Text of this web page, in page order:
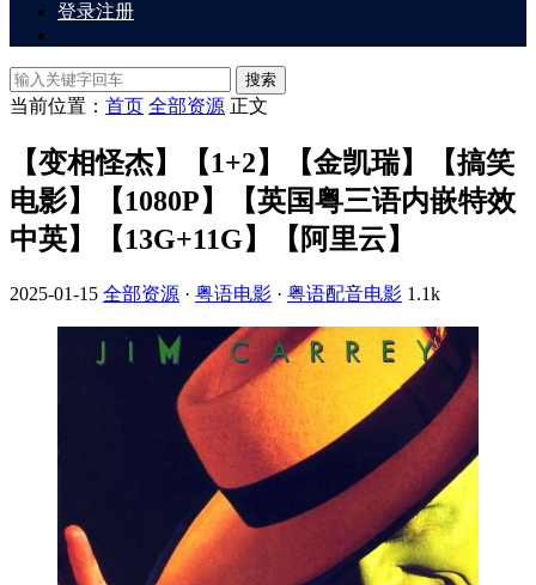
登录注册
搜索
当前位置： 首页 全部资源 正文
【变相怪杰】【1+2】【金凯瑞】【搞笑
电影】【1080P】【英国粤三语内嵌特效
中英】【13G+11G】【阿里云】
2025-01-15 全部资源 · 粤语电影 · 粤语配音电影 1.1k